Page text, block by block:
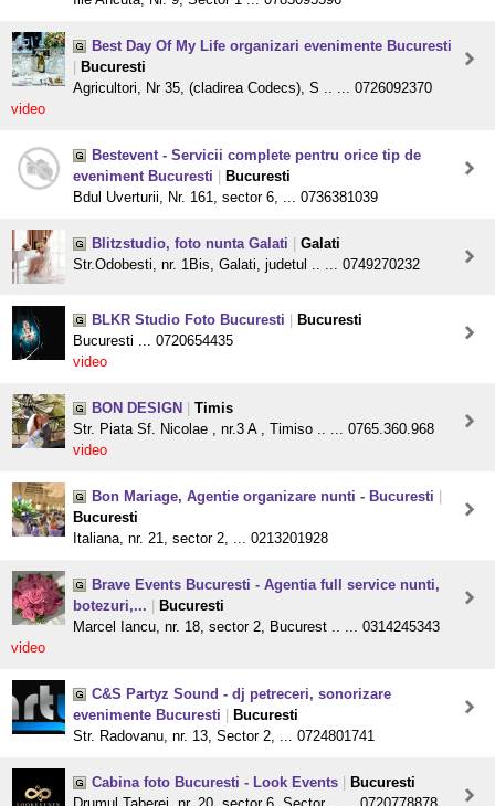
Best Day Of My Life organizari evenimente Bucuresti
Bucuresti
Agricultori, Nr 35, (cladirea Codecs), S .. ... 0726092370
video
Bestevent - Servicii complete pentru orice tip de
eveniment Bucuresti
Bucuresti
Bdul Uverturii, Nr. 161, sector 6, ... 0736381039
Blitzstudio, foto nunta Galati
Galati
Str.Odobesti, nr. 1Bis, Galati, judetul .. ... 0749270232
BLKR Studio Foto Bucuresti
Bucuresti
Bucuresti ... 0720654435
video
BON DESIGN
Timis
Str. Piata Sf. Nicolae , nr.3 A , Timiso .. ... 0765.360.968
video
Bon Mariage, Agentie organizare nunti - Bucuresti
Bucuresti
Italiana, nr. 21, sector 2, ... 0213201928
Brave Events Bucuresti - Agentia full service nunti,
botezuri,...
Bucuresti
Marcel Iancu, nr. 18, sector 2, Bucurest .. ... 0314245343
video
C&S Partyz Sound - dj petreceri, sonorizare
evenimente Bucuresti
Bucuresti
Str. Radovanu, nr. 13, Sector 2, ... 0724801741
Cabina foto Bucuresti - Look Events
Bucuresti